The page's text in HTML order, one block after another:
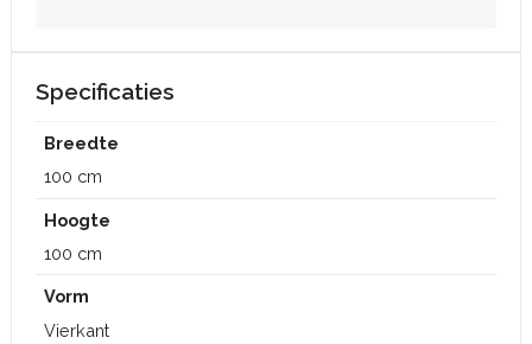
Specificaties
Breedte
100 cm
Hoogte
100 cm
Vorm
Vierkant